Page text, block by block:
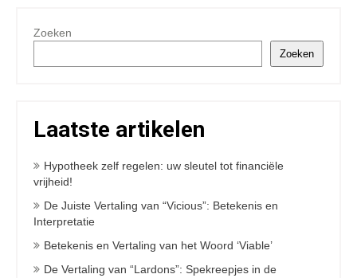
Zoeken
Zoeken
Laatste artikelen
Hypotheek zelf regelen: uw sleutel tot financiële
vrijheid!
De Juiste Vertaling van “Vicious”: Betekenis en
Interpretatie
Betekenis en Vertaling van het Woord ‘Viable’
De Vertaling van “Lardons”: Spekreepjes in de